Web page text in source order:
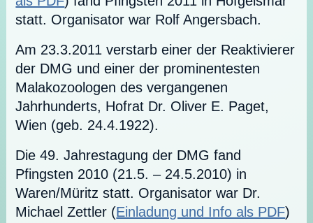
statt. Organisator war Rolf Angersbach.
Am 23.3.2011 verstarb einer der Reaktivierer
der DMG und einer der prominentesten
Malakozoologen des vergangenen
Jahrhunderts, Hofrat Dr. Oliver E. Paget,
Wien (geb. 24.4.1922).
Die 49. Jahrestagung der DMG fand
Pfingsten 2010 (21.5. – 24.5.2010) in
Waren/Müritz statt. Organisator war Dr.
Michael Zettler (Einladung und Info als PDF)